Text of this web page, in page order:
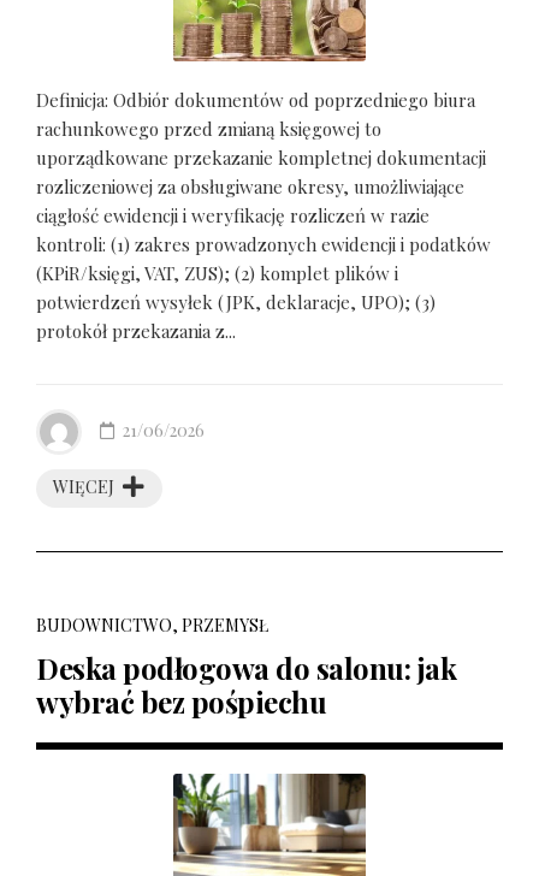
Definicja: Odbiór dokumentów od poprzedniego biura
rachunkowego przed zmianą księgowej to
uporządkowane przekazanie kompletnej dokumentacji
rozliczeniowej za obsługiwane okresy, umożliwiające
ciągłość ewidencji i weryfikację rozliczeń w razie
kontroli: (1) zakres prowadzonych ewidencji i podatków
(KPiR/księgi, VAT, ZUS); (2) komplet plików i
potwierdzeń wysyłek (JPK, deklaracje, UPO); (3)
protokół przekazania z...
WIĘCEJ
21/06/2026
BUDOWNICTWO, PRZEMYSŁ
Deska podłogowa do salonu: jak
wybrać bez pośpiechu